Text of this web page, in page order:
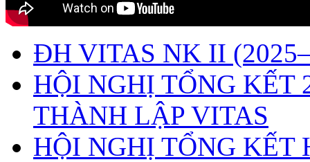
ĐH VITAS NK II
HỘI NGHỊ TỔNG
THÀNH LẬP VITAS
HỘI NGHỊ TỔNG KẾT